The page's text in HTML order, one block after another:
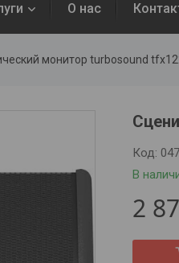
О нас
монитор turbosound
В
Код:
2